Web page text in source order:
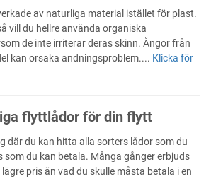
av naturliga material istället för plast.
vill du hellre använda organiska
de inte irriterar deras skinn. Ångor från
kan orsaka andningsproblem.... Klicka för
flyttlådor för din flytt
där du kan hitta alla sorters lådor som du
som du kan betala. Många gånger erbjuds
pris än vad du skulle måsta betala i en